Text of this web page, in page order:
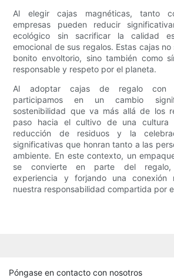
Al elegir cajas magnéticas, tanto
empresas pueden reducir
ecológico sin sacrificar la calidad
emocional de sus regalos. Estas cajas
bonito envoltorio, sino también como
responsable y respeto por el planeta.
Al adoptar cajas de regalo con
participamos en un cambio
sostenibilidad que va más allá de los
paso hacia el cultivo de una cultura
reducción de residuos y la
significativas que honran tanto a las
ambiente. En este contexto, un
se convierte en parte del regalo,
experiencia y forjando una conexión
nuestra responsabilidad compartida por
Póngase en contacto con nosotros